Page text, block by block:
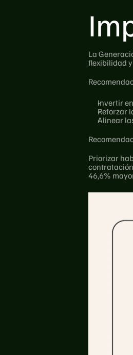
La
flexibilidad
Invertir
Reforzar
Alinear
Priorizar
46,6%